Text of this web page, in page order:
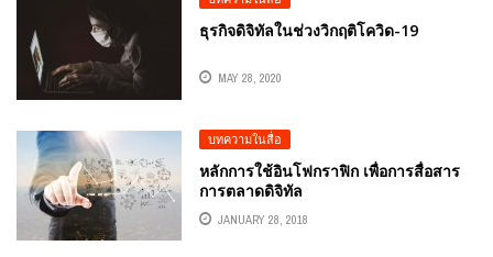
ด้านการตลาดออนไลน์
ธุรกิจดิจิทัลในช่วงวิกฤติโควิด-19
MAY 28, 2020
บทความในสื่อ
หลักการใช้อินโฟกราฟิก เพื่อการสื่อสาร
การตลาดดิจิทัล
JANUARY 28, 2018